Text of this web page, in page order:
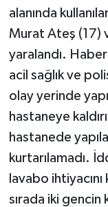
alanında
Murat Ateş (17)
yaralandı.
acil sağlık ve
olay yerinde
hastaneye
hastanede
kurtarılamadı.
lavabo
sırada iki